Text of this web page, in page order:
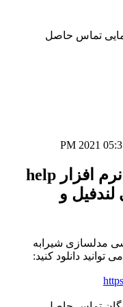
تماس حاصل
05:31
قسمت آخر از آموزش نرم افزار help
و
مدلسازی شیرابه
توانید دانلود کنید: